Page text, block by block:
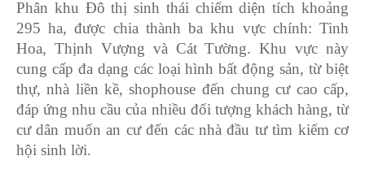
Phân khu Đô thị sinh thái chiếm diện tích khoảng
295 ha, được chia thành ba khu vực chính: Tinh
Hoa, Thịnh Vượng và Cát Tường. Khu vực này
cung cấp đa dạng các loại hình bất động sản, từ biệt
thự, nhà liền kề, shophouse đến chung cư cao cấp,
đáp ứng nhu cầu của nhiều đối tượng khách hàng, từ
cư dân muốn an cư đến các nhà đầu tư tìm kiếm cơ
hội sinh lời.